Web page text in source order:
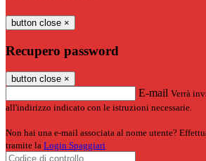
button close ×
Recupero password
button close ×
E-mail Verrà
all'indirizzo indicato con le istruzioni necessarie.
Non hai una e-mail associata al nome utente?
tramite la Login Spaggiari